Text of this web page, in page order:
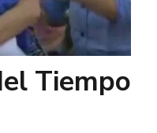
Tiempo